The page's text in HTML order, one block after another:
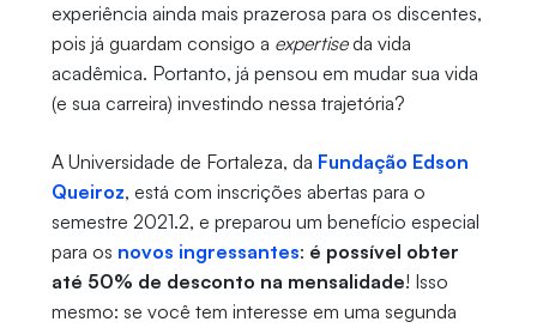
experiência ainda mais prazerosa para os discentes,
pois já guardam consigo a expertiseda vida
acadêmica. Portanto, já pensou em mudar sua vida
(e sua carreira) investindo nessa trajetória?
A Universidade de Fortaleza, da Fundação Edson
Queiroz, está com inscrições abertas para o
semestre 2021.2, e preparou um benefício especial
para os novos ingressantes: é possível obter
até 50% de desconto na mensalidade! Isso
mesmo: se você tem interesse em uma segunda